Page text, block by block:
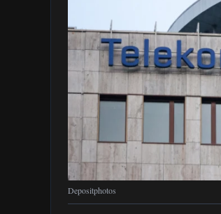
Depositphotos